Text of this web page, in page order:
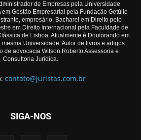
de Empresas pela Universidade
em Gestão Empresarial pela Fundação Getúlio
empresário, Bacharel em Direito pelo
em Direito Internacional pela Faculdade de
de Lisboa. Atualmente é Doutorando em
Universidade. Autor de livros e artigos.
de advocacia Wilson Roberto Assessoria e
Consultoria Jurídica.
contato@juristas.com.br
SIGA-NOS